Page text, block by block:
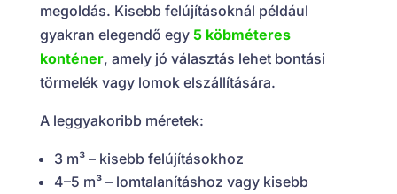
megoldás. Kisebb felújításoknál például
gyakran elegendő egy 5 köbméteres
konténer, amely jó választás lehet bontási
törmelék vagy lomok elszállítására.
A leggyakoribb méretek:
3 m³ – kisebb felújításokhoz
4–5 m³ – lomtalanításhoz vagy kisebb